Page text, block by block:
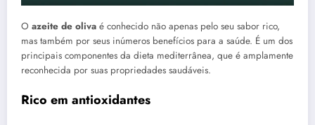
O azeite de oliva é conhecido não apenas pelo seu sabor rico,
mas também por seus inúmeros benefícios para a saúde. É um dos
principais componentes da dieta mediterrânea, que é amplamente
reconhecida por suas propriedades saudáveis.
Rico em antioxidantes